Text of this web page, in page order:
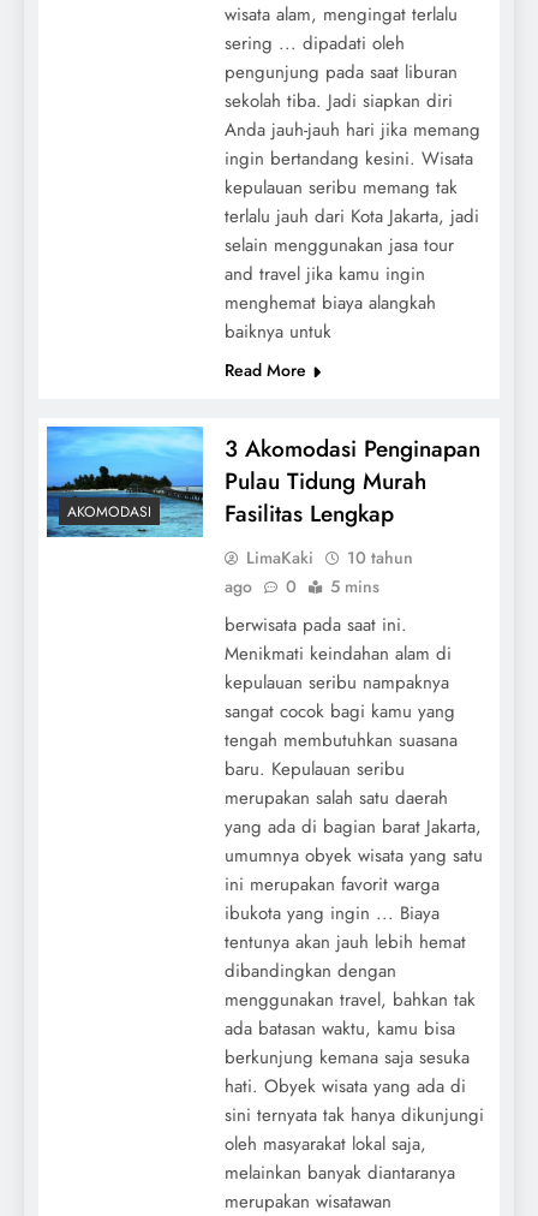
wisata alam, mengingat terlalu
sering ... dipadati oleh
pengunjung pada saat liburan
sekolah tiba. Jadi siapkan diri
Anda jauh-jauh hari jika memang
ingin bertandang kesini. Wisata
kepulauan seribu memang tak
terlalu jauh dari Kota Jakarta, jadi
selain menggunakan jasa tour
and travel jika kamu ingin
menghemat biaya alangkah
baiknya untuk
Read More
AKOMODASI
3 Akomodasi Penginapan
Pulau Tidung Murah
Fasilitas Lengkap
LimaKaki
10 tahun
ago
0 5 mins
berwisata pada saat ini.
Menikmati keindahan alam di
kepulauan seribu nampaknya
sangat cocok bagi kamu yang
tengah membutuhkan suasana
baru. Kepulauan seribu
merupakan salah satu daerah
yang ada di bagian barat Jakarta,
umumnya obyek wisata yang satu
ini merupakan favorit warga
ibukota yang ingin ... Biaya
tentunya akan jauh lebih hemat
dibandingkan dengan
menggunakan travel, bahkan tak
ada batasan waktu, kamu bisa
berkunjung kemana saja sesuka
hati. Obyek wisata yang ada di
sini ternyata tak hanya dikunjungi
oleh masyarakat lokal saja,
melainkan banyak diantaranya
merupakan wisatawan